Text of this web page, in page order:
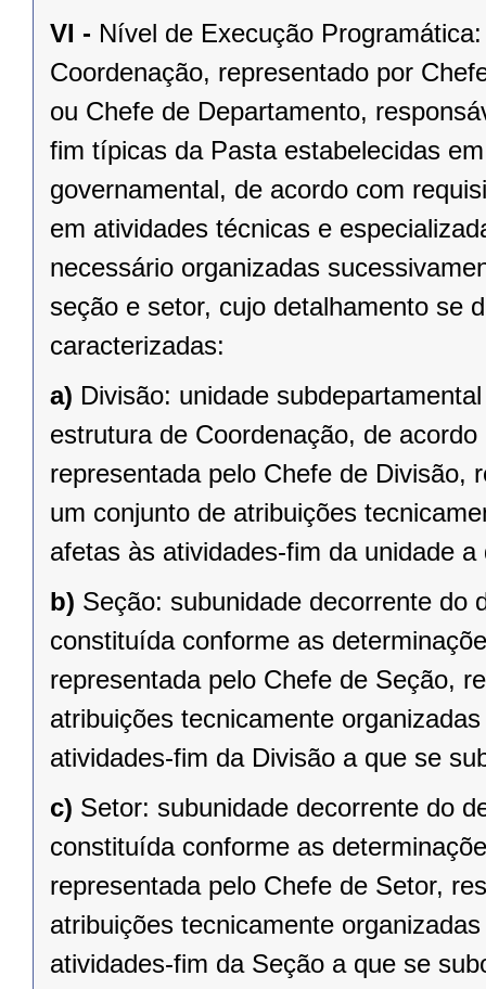
VI - Nível de Execução
Coordenação, representado por
ou Chefe de Departamento,
fim típicas da Pasta estabelecidas
governamental, de acordo com
em atividades técnicas e
necessário organizadas
seção e setor, cujo detalhamento se
caracterizadas:
a) Divisão: unidade
estrutura de Coordenação, de
representada pelo Chefe de Divisão,
um conjunto de atribuições
afetas às atividades-fim da unidade a
b) Seção: subunidade decorrente do
constituída conforme as
representada pelo Chefe de Seção,
atribuições tecnicamente
atividades-fim da Divisão a que se
c) Setor: subunidade decorrente do
constituída conforme as
representada pelo Chefe de Setor,
atribuições tecnicamente
atividades-fim da Seção a que se